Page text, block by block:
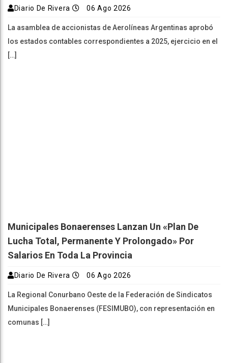
Diario De Rivera 06 Ago 2026
La asamblea de accionistas de Aerolíneas Argentinas aprobó
los estados contables correspondientes a 2025, ejercicio en el
[…]
Municipales Bonaerenses Lanzan Un «plan De
Lucha Total, Permanente Y Prolongado» Por
Salarios En Toda La Provincia
Diario De Rivera 06 Ago 2026
La Regional Conurbano Oeste de la Federación de Sindicatos
Municipales Bonaerenses (FESIMUBO), con representación en
comunas […]